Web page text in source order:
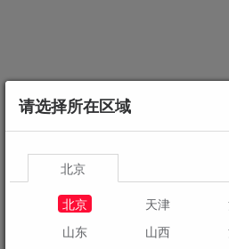
请选择所在区域
北京
北京
天津
山东
山西